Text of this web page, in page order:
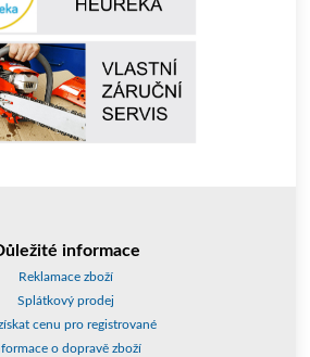
informace
Reklamace zboží
Splátkový prodej
cenu pro registrované
o dopravě zboží